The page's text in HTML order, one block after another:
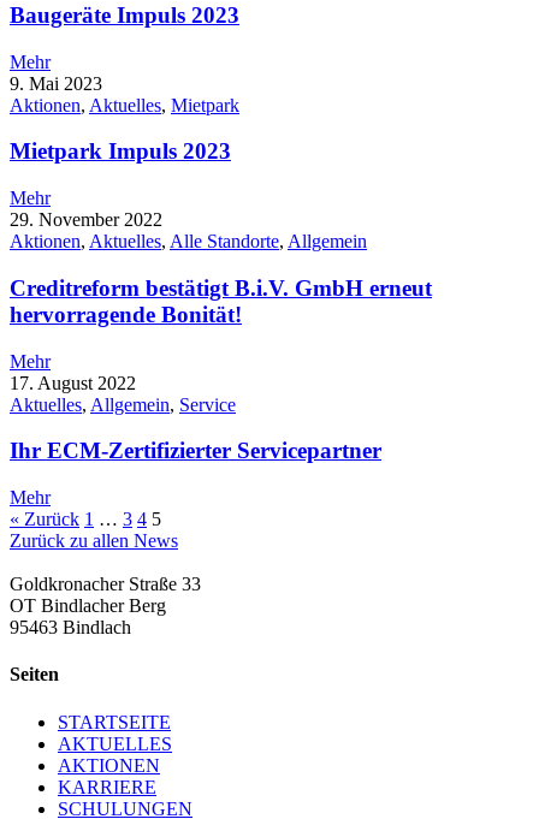
Baugeräte Impuls 2023
Mehr
9. Mai 2023
Aktionen, Aktuelles, Mietpark
Mietpark Impuls 2023
Mehr
29. November 2022
Aktionen, Aktuelles, Alle Standorte, Allgemein
Creditreform bestätigt B.i.V. GmbH erneut
hervorragende Bonität!
Mehr
17. August 2022
Aktuelles, Allgemein, Service
Ihr ECM-Zertifizierter Servicepartner
Mehr
« Zurück 1 … 3 4 5
Zurück zu allen News
Goldkronacher Straße 33
OT Bindlacher Berg
95463 Bindlach
Seiten
STARTSEITE
AKTUELLES
AKTIONEN
KARRIERE
SCHULUNGEN